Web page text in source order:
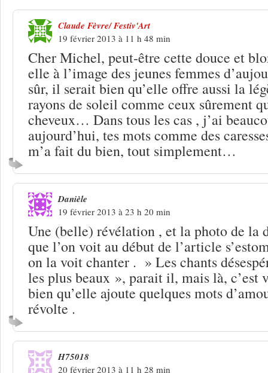
Claude Fèvre/ Festiv'Art
19 février 2013 à 11 h 48 min
Cher Michel, peut-être cette douce et
elle à l’image des jeunes femmes
sûr, il serait bien qu’elle offre aussi la
rayons de soleil comme ceux sûrement
cheveux… Dans tous les cas , j’ai
aujourd’hui, tes mots comme des
m’a fait du bien, tout simplement…
Danièle
19 février 2013 à 23 h 20 min
Une (belle) révélation , et la photo de la
que l’on voit au début de l’article
on la voit chanter . » Les chants
les plus beaux », parait il, mais là, c’est
bien qu’elle ajoute quelques mots
révolte .
H75018
20 février 2013 à 11 h 28 min